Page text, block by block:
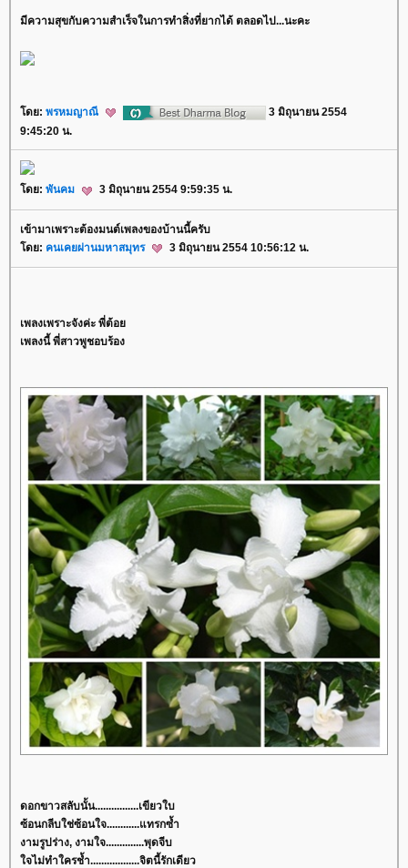
มีความสุขกับความสำเร็จในการทำสิ่งที่ยากได้ ตลอดไป...นะคะ
ดย: พรหมญาณี
3 มิถุนายน 2554
9:45:20 น.
ดย: พันคม 3 มิถุนายน 2554 9:59:35 น.
เข้ามาเพราะต้องมนต์เพลงของบ้านนี้ครับ
ดย: คนเคยผ่านมหาสมุทร 3 มิถุนายน 2554 10:56:12 น.
เพลงเพราะจังค่ะ พี่ต้อ
เพลงนี้ พี่สาวพูชอบร้อง
ดอกขาวสลับนั้น................เขียวใบ
ซ้อนกลีบใช่ซ้อนใจ............แทรกซ้ำ
งามรูปร่าง, งามใจ..............พุดจีบ
จไม่ทำใครช้ำ..................จิตนี้รักเดียว